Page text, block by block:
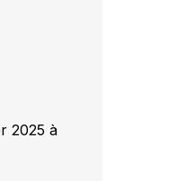
2025 à